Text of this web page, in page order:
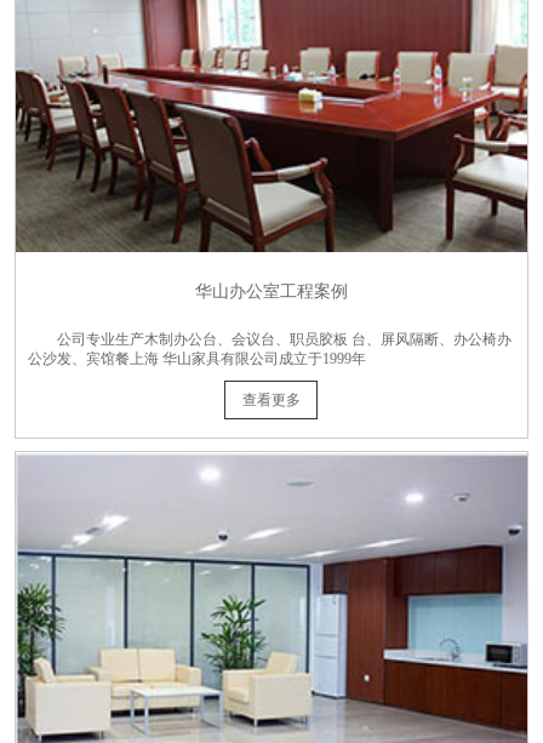
华山办公室工程案例
公司专业生产木制办公台、会议台、职员胶板 台、屏风隔断、办公椅办
公沙发、宾馆餐上海 华山家具有限公司成立于1999年
查看更多